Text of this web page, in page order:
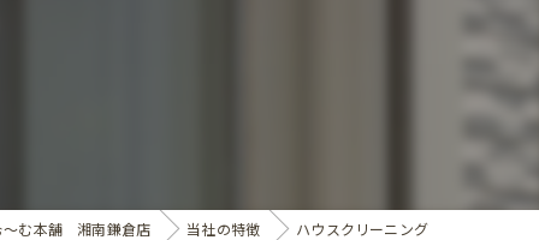
～む本舗 湘南鎌倉店 当社の特徴 ハウスクリーニング